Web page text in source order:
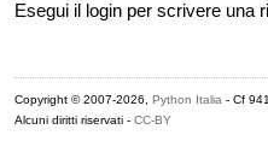
Esegui il login per scrivere una
Copyright © 2007-2026, Python Italia- Cf
Alcuni diritti riservati - CC-BY